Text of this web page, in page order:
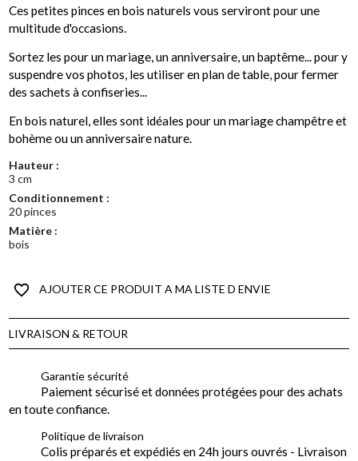
Ces petites pinces en bois naturels vous serviront pour une
multitude d'occasions.
Sortez les pour un mariage, un anniversaire, un baptême... pour y
suspendre vos photos, les utiliser en plan de table, pour fermer
des sachets à confiseries...
En bois naturel, elles sont idéales pour un mariage champêtre et
bohème ou un anniversaire nature.
Hauteur :
3 cm
Conditionnement :
20 pinces
Matière :
bois
favorite_border AJOUTER CE PRODUIT A MA LISTE D ENVIE
LIVRAISON & RETOUR
Garantie sécurité
Paiement sécurisé et données protégées pour des achats
en toute confiance.
Politique de livraison
Colis préparés et expédiés en 24h jours ouvrés - Livraison